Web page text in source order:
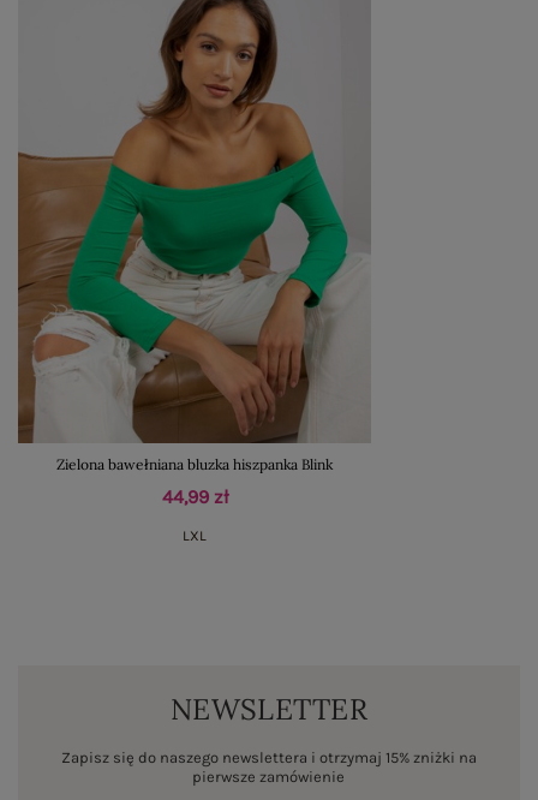
Zielona bawełniana bluzka hiszpanka Blink
44,99 zł
LXL
NEWSLETTER
Zapisz się do naszego newslettera i otrzymaj 15% zniżki na
pierwsze zamówienie